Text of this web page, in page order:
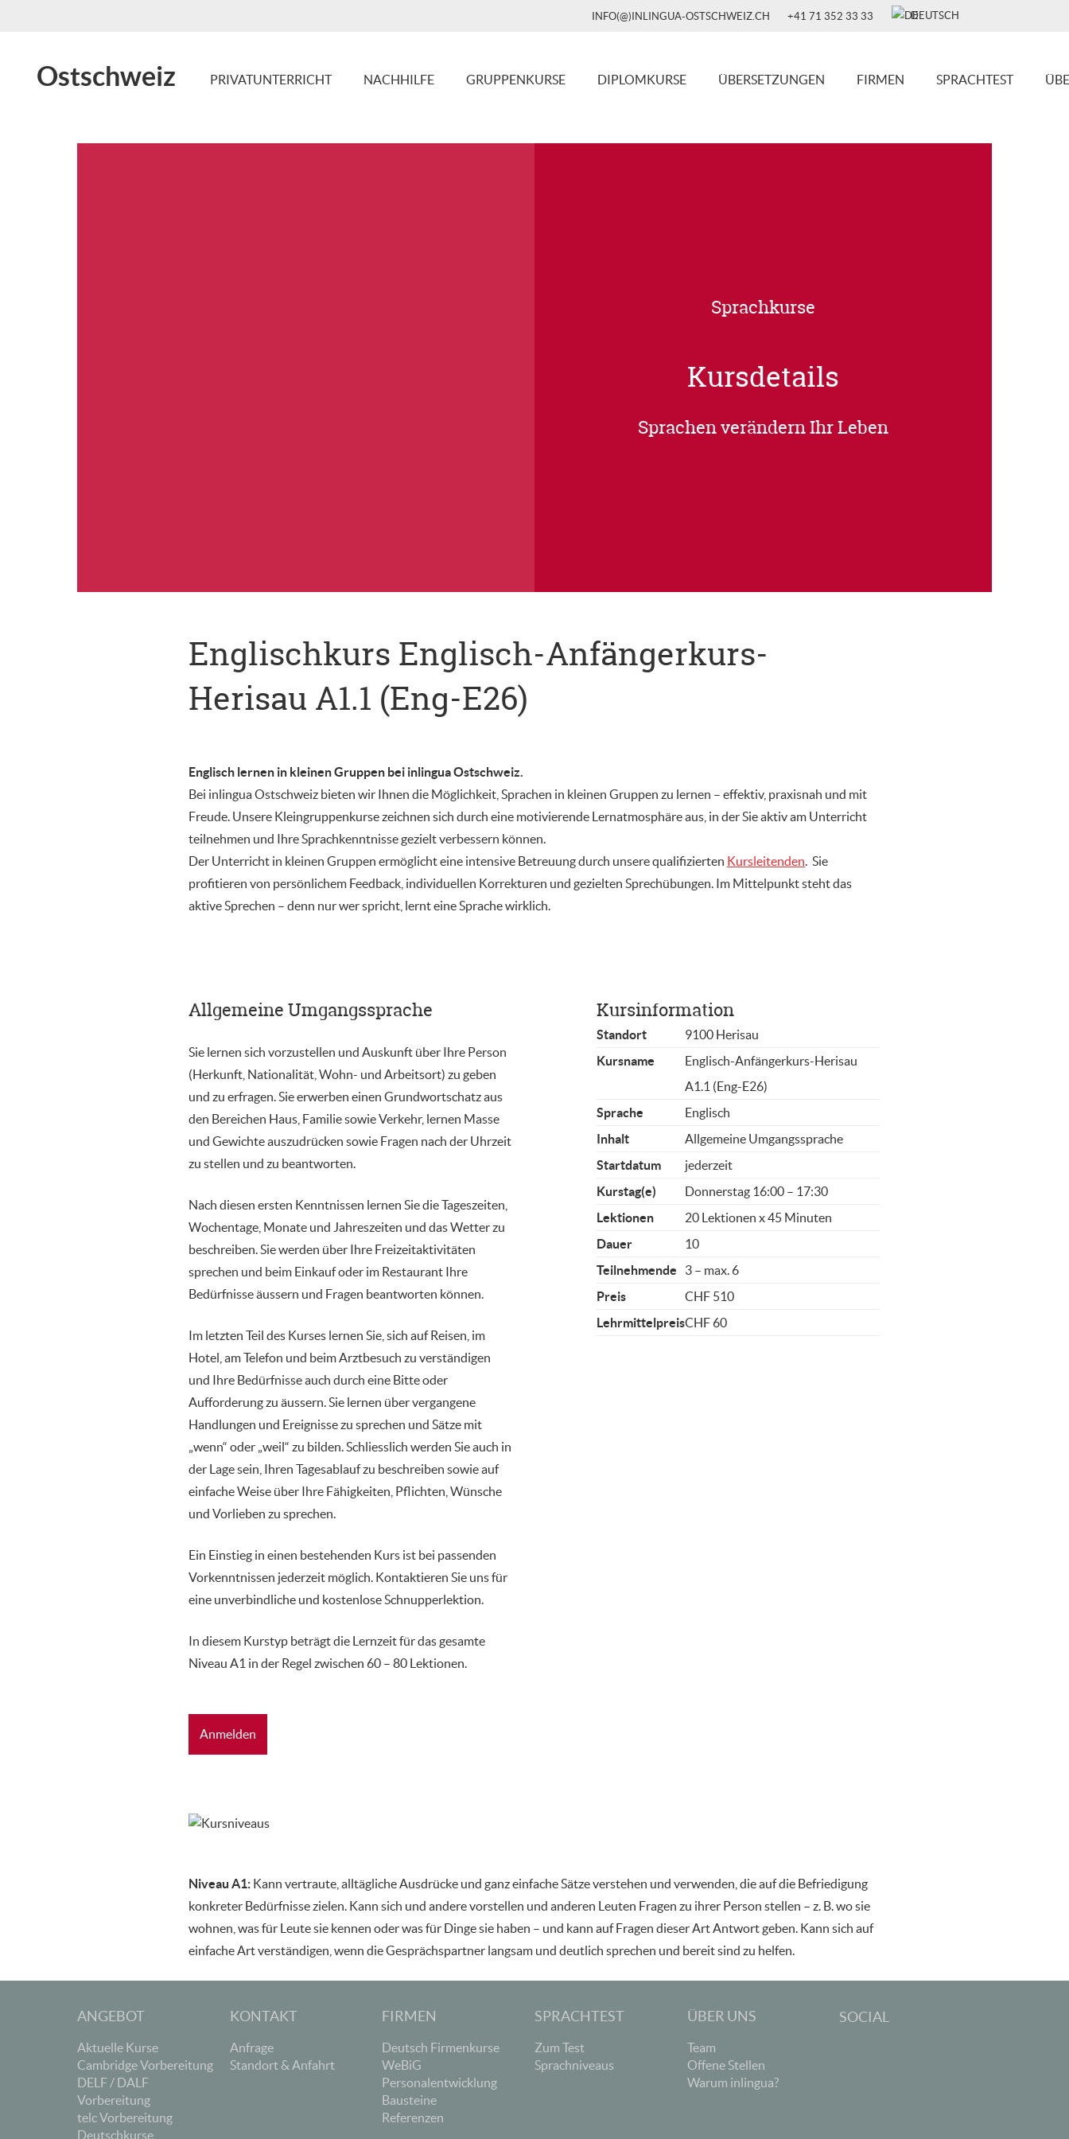
INFO(@)INLINGUA-OSTSCHWEIZ.CH +41 71 352 33 33 DEUTSCH
Ostschweiz PRIVATUNTERRICHT NACHHILFE GRUPPENKURSE DIPLOMKURSE ÜBERSETZUNGEN FIRMEN SPRACHTEST
Sprachkurse
Kursdetails
Sprachen verändern Ihr Leben
Englischkurs Englisch-Anfängerkurs-
Herisau A1.1 (Eng-E26)
Englisch lernen in kleinen Gruppen bei inlingua Ostschweiz.
Bei inlingua Ostschweiz bieten wir Ihnen die Möglichkeit, Sprachen in kleinen Gruppen zu lernen – effektiv, praxisnah und mit
Freude. Unsere Kleingruppenkurse zeichnen sich durch eine motivierende Lernatmosphäre aus, in der Sie aktiv am Unterricht
teilnehmen und Ihre Sprachkenntnisse gezielt verbessern können.
Der Unterricht in kleinen Gruppen ermöglicht eine intensive Betreuung durch unsere qualifizierten Kursleitenden . Sie
profitieren von persönlichem Feedback, individuellen Korrekturen und gezielten Sprechübungen. Im Mittelpunkt steht das
aktive Sprechen – denn nur wer spricht, lernt eine Sprache wirklich.
Allgemeine Umgangssprache
Sie lernen sich vorzustellen und Auskunft über Ihre Person
(Herkunft, Nationalität, Wohn- und Arbeitsort) zu geben
und zu erfragen. Sie erwerben einen Grundwortschatz aus
den Bereichen Haus, Familie sowie Verkehr, lernen Masse
und Gewichte auszudrücken sowie Fragen nach der Uhrzeit
zu stellen und zu beantworten.
Nach diesen ersten Kenntnissen lernen Sie die Tageszeiten,
Wochentage, Monate und Jahreszeiten und das Wetter zu
beschreiben. Sie werden über Ihre Freizeitaktivitäten
sprechen und beim Einkauf oder im Restaurant Ihre
Bedürfnisse äussern und Fragen beantworten können.
Im letzten Teil des Kurses lernen Sie, sich auf Reisen, im
Hotel, am Telefon und beim Arztbesuch zu verständigen
und Ihre Bedürfnisse auch durch eine Bitte oder
Aufforderung zu äussern. Sie lernen über vergangene
Handlungen und Ereignisse zu sprechen und Sätze mit
„wenn“ oder „weil“ zu bilden. Schliesslich werden Sie auch in
der Lage sein, Ihren Tagesablauf zu beschreiben sowie auf
einfache Weise über Ihre Fähigkeiten, Pflichten, Wünsche
und Vorlieben zu sprechen.
Ein Einstieg in einen bestehenden Kurs ist bei passenden
Vorkenntnissen jederzeit möglich. Kontaktieren Sie uns für
eine unverbindliche und kostenlose Schnupperlektion.
In diesem Kurstyp beträgt die Lernzeit für das gesamte
Niveau A1 in der Regel zwischen 60 – 80 Lektionen.
Kursinformation
Standort
9100 Herisau
Kursname
Englisch-Anfängerkurs-Herisau
A1.1 (Eng-E26)
Sprache
Englisch
Inhalt
Allgemeine Umgangssprache
Startdatum
jederzeit
Kurstag(e)
Donnerstag 16:00 – 17:30
Lektionen
20 Lektionen x 45 Minuten
Dauer
10
Teilnehmende
3 – max. 6
Preis
CHF 510
LehrmittelpreisCHF 60
Anmelden
Niveau A1: Kann vertraute, alltägliche Ausdrücke und ganz einfache Sätze verstehen und verwenden, die auf die Befriedigung
konkreter Bedürfnisse zielen. Kann sich und andere vorstellen und anderen Leuten Fragen zu ihrer Person stellen – z. B. wo sie
wohnen, was für Leute sie kennen oder was für Dinge sie haben – und kann auf Fragen dieser Art Antwort geben. Kann sich auf
einfache Art verständigen, wenn die Gesprächspartner langsam und deutlich sprechen und bereit sind zu helfen.
ANGEBOT
Aktuelle Kurse
Cambridge Vorbereitung
DELF / DALF
Vorbereitung
telc Vorbereitung
Deutschkurse
KONTAKT
Anfrage
Standort & Anfahrt
FIRMEN
Deutsch Firmenkurse
WeBiG
Personalentwicklung
Bausteine
Referenzen
SPRACHTEST
Zum Test
Sprachniveaus
ÜBER UNS
Team
Offene Stellen
Warum inlingua?
SOCIAL